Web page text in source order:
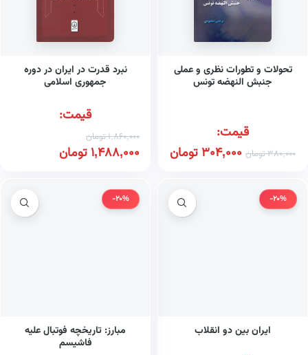
تحولات و تطورات نظری و عملی
جنبش النهضه تونس
قیمت:
380,000تومان 304,000تومان
نبرد قدرت در ایران در دوره
جمهوری اسلامی
قیمت:
1,860,000تومان
1,488,000تومان
-20%
ایران بین دو انقلاب
-20%
مبارز: تاریخچه فوتبال علیه
فاشیسم